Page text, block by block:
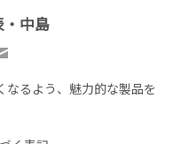
・中島
るよう、魅力的な製品を